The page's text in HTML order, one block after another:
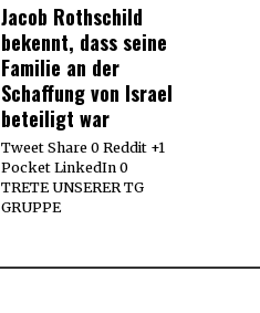
Jacob Rothschild
bekennt, dass seine
Familie an der
Schaffung von Israel
beteiligt war
Tweet Share 0 Reddit +1
Pocket LinkedIn 0
TRETE UNSERER TG
GRUPPE